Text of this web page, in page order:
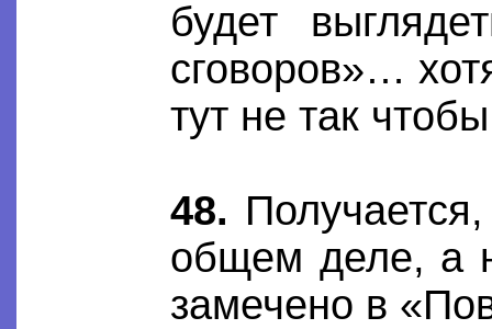
будет
сговоров»…
тут не так
48.
общем деле, а
замечено в